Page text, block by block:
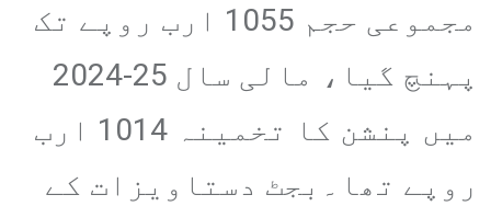
مجموعی حجم 1055 ارب روپے تک
پہنچ گیا، مالی سال 25-2024
میں پنشن کا تخمینہ 1014 ارب
روپے تھا۔بجٹ دستاویزات کے